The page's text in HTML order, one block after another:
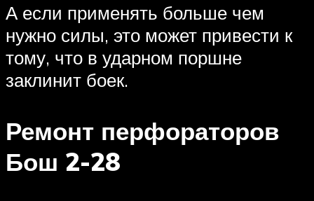
А если применять больше чем
нужно силы, это может привести к
тому, что в ударном поршне
заклинит боек.
Ремонт перфораторов
Бош 2-28